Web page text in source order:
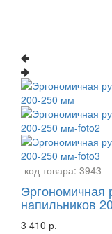
код товара: 3943
Эргономичная
напильников
3 410 р.